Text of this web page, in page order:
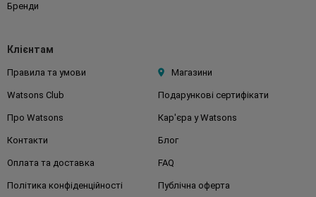
Бренди
Клієнтам
Правила та умови Магазини
Watsons Club Подарункові сертифікати
Про Watsons Кар'єра у Watsons
Контакти Блог
Оплата та доставка FAQ
Політика конфіденційності Публічна оферта